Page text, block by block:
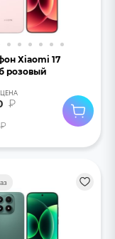
Хiaomi 17
розовый
₽
₽